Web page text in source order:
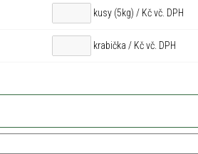
kusy (5kg) / Kč vč. DPH
krabička / Kč vč. DPH